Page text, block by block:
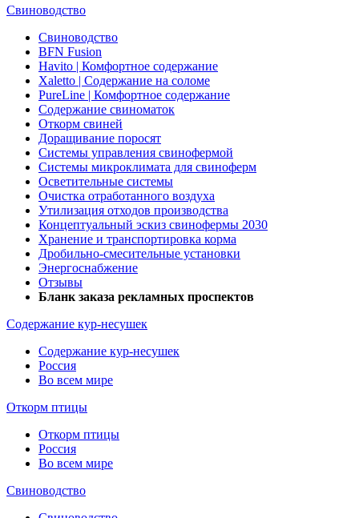
Свиноводство
Свиноводство
BFN Fusion
Havito | Комфортное содержание
Xaletto | Содержание на соломе
PureLine | Комфортное содержание
Содержание свиноматок
Откорм свиней
Доращивание поросят
Системы управления свинофермой
Системы микроклимата для свиноферм
Осветительные системы
Очистка отработанного воздуха
Утилизация отходов производства
Концептуальный эскиз свинофермы 2030
Хранение и транспортировка корма
Дробильно-смесительные установки
Энергоснабжение
Отзывы
Бланк заказа рекламных проспектов
Содержание кур-несушек
Содержание кур-несушек
Россия
Во всем мире
Откорм птицы
Откорм птицы
Россия
Во всем мире
Свиноводство